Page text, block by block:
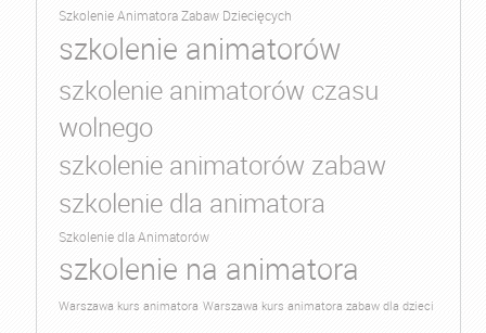
Szkolenie Animatora Zabaw Dziecięcych
szkolenie animatorów
szkolenie animatorów czasu
wolnego
szkolenie animatorów zabaw
szkolenie dla animatora
Szkolenie dla Animatorów
szkolenie na animatora
Warszawa kurs animatora Warszawa kurs animatora zabaw dla dzieci